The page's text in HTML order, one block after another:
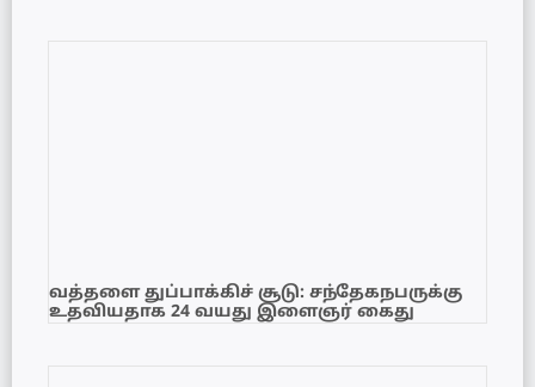
வத்தளை துப்பாக்கிச் சூடு: சந்தேகநபருக்கு
உதவியதாக 24 வயது இளைஞர் கைது